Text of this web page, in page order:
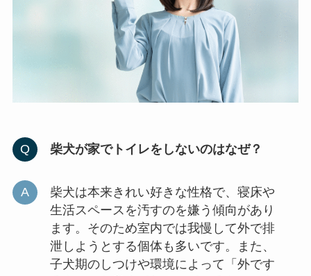
柴犬が家でトイレをしないのはなぜ？
柴犬は本来きれい好きな性格で、寝床や
生活スペースを汚すのを嫌う傾向があり
ます。そのため室内では我慢して外で排
泄しようとする個体も多いです。また、
子犬期のしつけや環境によって「外です